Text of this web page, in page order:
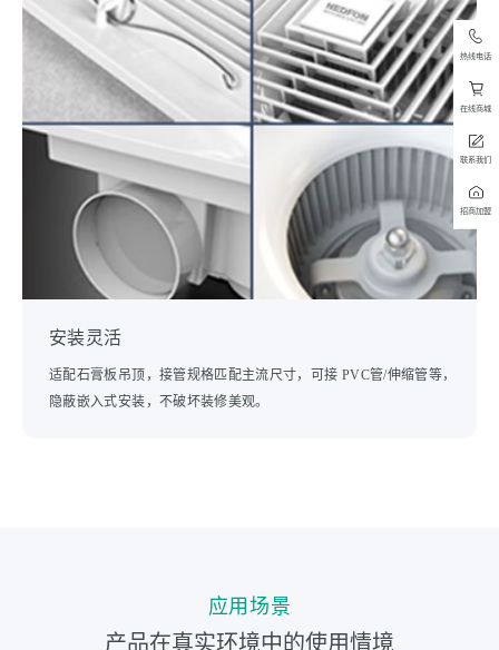
安装灵活
适配石膏板吊顶，接管规格匹配主流尺寸，可接 PVC管/伸缩管等，
隐蔽嵌入式安装，不破坏装修美观。
应用场景
产品在真实环境中的使用情境
热线电话
在线商城
联系我们
招商加盟